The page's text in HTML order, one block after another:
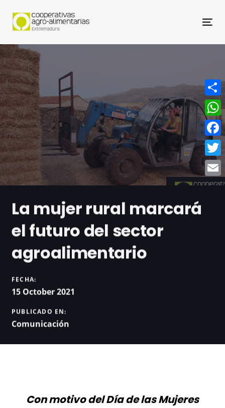
La mujer rural marcará
el futuro del sector
agroalimentario
FECHA:
15 October 2021
PUBLICADO EN:
Comunicación
Con motivo del Día de las Mujeres
Email